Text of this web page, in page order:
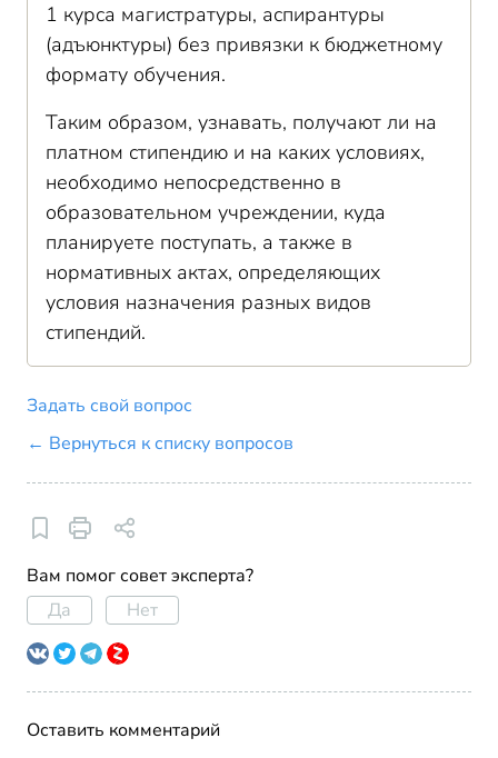
1 курса магистратуры, аспирантуры
(адъюнктуры) без привязки к бюджетному
формату обучения.
Таким образом, узнавать, получают ли на
платном стипендию и на каких условиях,
необходимо непосредственно в
образовательном учреждении, куда
планируете поступать, а также в
нормативных актах, определяющих
условия назначения разных видов
стипендий.
Задать свой вопрос
← Вернуться к списку вопросов
Вам помог совет эксперта?
Да
Нет
Оставить комментарий